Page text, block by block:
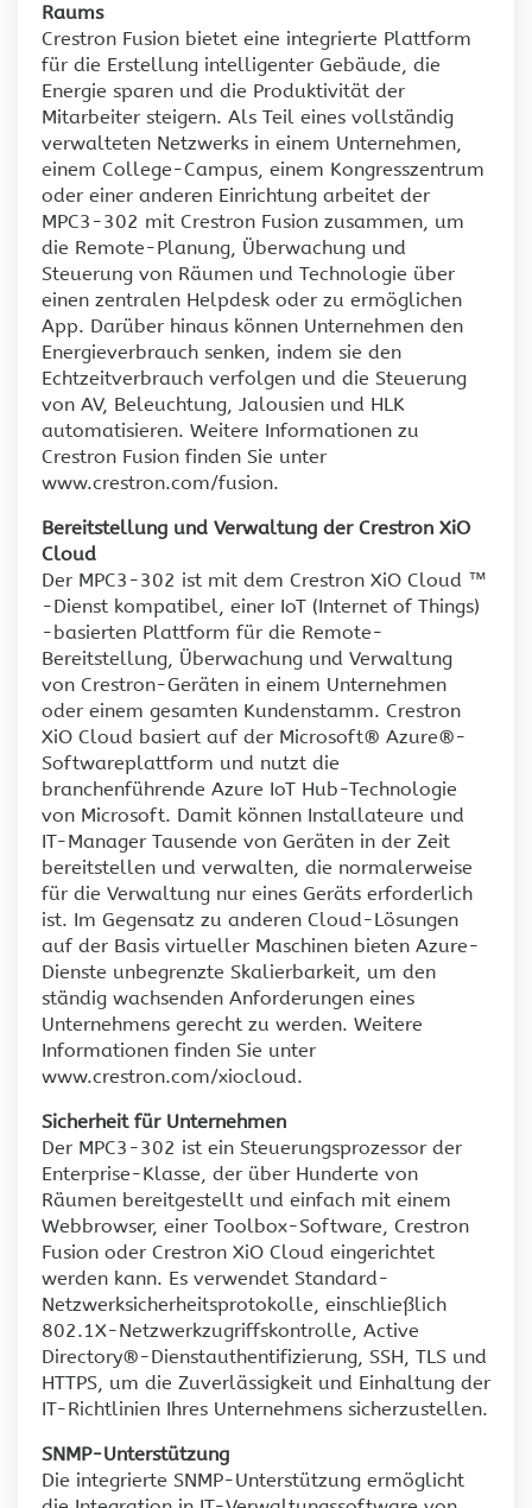
Raums
Crestron Fusion bietet eine integrierte Plattform
für die Erstellung intelligenter Gebäude, die
Energie sparen und die Produktivität der
Mitarbeiter steigern. Als Teil eines vollständig
verwalteten Netzwerks in einem Unternehmen,
einem College-Campus, einem Kongresszentrum
oder einer anderen Einrichtung arbeitet der
MPC3-302 mit Crestron Fusion zusammen, um
die Remote-Planung, Überwachung und
Steuerung von Räumen und Technologie über
einen zentralen Helpdesk oder zu ermöglichen
App. Darüber hinaus können Unternehmen den
Energieverbrauch senken, indem sie den
Echtzeitverbrauch verfolgen und die Steuerung
von AV, Beleuchtung, Jalousien und HLK
automatisieren. Weitere Informationen zu
Crestron Fusion finden Sie unter
www.crestron.com/fusion.
Bereitstellung und Verwaltung der Crestron XiO
Cloud
Der MPC3-302 ist mit dem Crestron XiO Cloud ™
-Dienst kompatibel, einer IoT (Internet of Things)
-basierten Plattform für die Remote-
Bereitstellung, Überwachung und Verwaltung
von Crestron-Geräten in einem Unternehmen
oder einem gesamten Kundenstamm. Crestron
XiO Cloud basiert auf der Microsoft® Azure®-
Softwareplattform und nutzt die
branchenführende Azure IoT Hub-Technologie
von Microsoft. Damit können Installateure und
IT-Manager Tausende von Geräten in der Zeit
bereitstellen und verwalten, die normalerweise
für die Verwaltung nur eines Geräts erforderlich
ist. Im Gegensatz zu anderen Cloud-Lösungen
auf der Basis virtueller Maschinen bieten Azure-
Dienste unbegrenzte Skalierbarkeit, um den
ständig wachsenden Anforderungen eines
Unternehmens gerecht zu werden. Weitere
Informationen finden Sie unter
www.crestron.com/xiocloud.
Sicherheit für Unternehmen
Der MPC3-302 ist ein Steuerungsprozessor der
Enterprise-Klasse, der über Hunderte von
Räumen bereitgestellt und einfach mit einem
Webbrowser, einer Toolbox-Software, Crestron
Fusion oder Crestron XiO Cloud eingerichtet
werden kann. Es verwendet Standard-
Netzwerksicherheitsprotokolle, einschließlich
802.1X-Netzwerkzugriffskontrolle, Active
Directory®-Dienstauthentifizierung, SSH, TLS und
HTTPS, um die Zuverlässigkeit und Einhaltung der
IT-Richtlinien Ihres Unternehmens sicherzustellen.
SNMP-Unterstützung
Die integrierte SNMP-Unterstützung ermöglicht